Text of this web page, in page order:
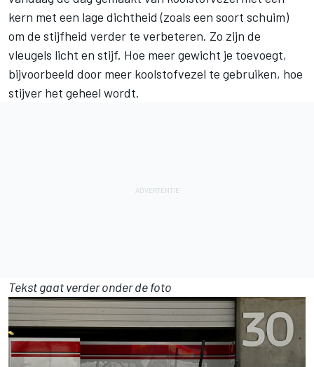
kern met een lage dichtheid (zoals een soort schuim)
om de stijfheid verder te verbeteren. Zo zijn de
vleugels licht en stijf. Hoe meer gewicht je toevoegt,
bijvoorbeeld door meer koolstofvezel te gebruiken, hoe
stijver het geheel wordt.
Tekst gaat verder onder de foto